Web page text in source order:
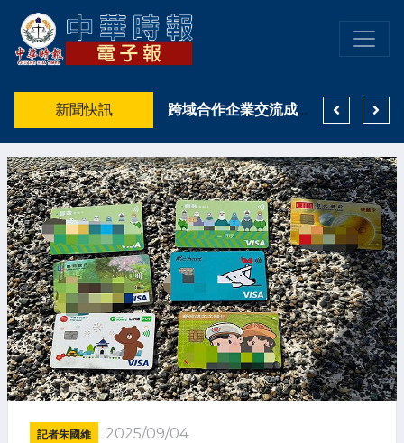
新聞快訊 跨域合作企業交流成AI關鍵 鄭金鴻：打造臻峰智匯串聯企業資源
記者朱國維 2025/09/04